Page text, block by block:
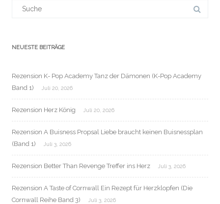
NEUESTE BEITRÄGE
Rezension K- Pop Academy Tanz der Dämonen (K-Pop Academy
Band 1)
Juli 20, 2026
Rezension Herz König Juli 20, 2026
Rezension A Buisness Propsal Liebe braucht keinen Buisnessplan
(Band 1)
Juli 3, 2026
Rezension Better Than Revenge Treffer ins Herz Juli 3, 2026
Rezension A Taste of Cornwall Ein Rezept für Herzklopfen (Die
Cornwall Reihe Band 3)
Juli 3, 2026